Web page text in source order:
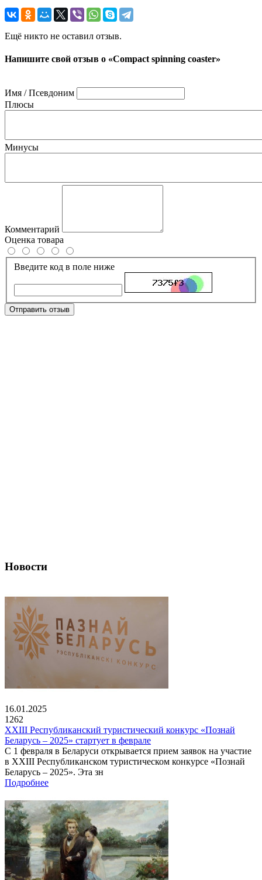
Ещё никто не оставил отзыв.
Напишите свой отзыв о «Compact spinning coaster»
Имя / Псевдоним
Плюсы
Минусы
Комментарий
Оценка товара
Введите код в поле ниже
Отправить отзыв
Новости
16.01.2025
1262
XXIII Республиканский туристический конкурс «Познай
Беларусь – 2025» стартует в феврале
С 1 февраля в Беларуси открывается прием заявок на участие
в XXIII Республиканском туристическом конкурсе «Познай
Беларусь – 2025». Эта зн
Подробнее